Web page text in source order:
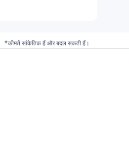
*कीमतें सांकेतिक हैं और बदल सकती हैं।